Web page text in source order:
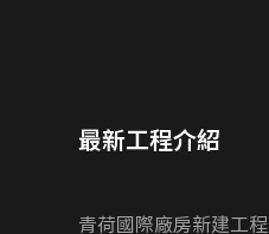
最新工程介紹
青荷國際廠房新建工程